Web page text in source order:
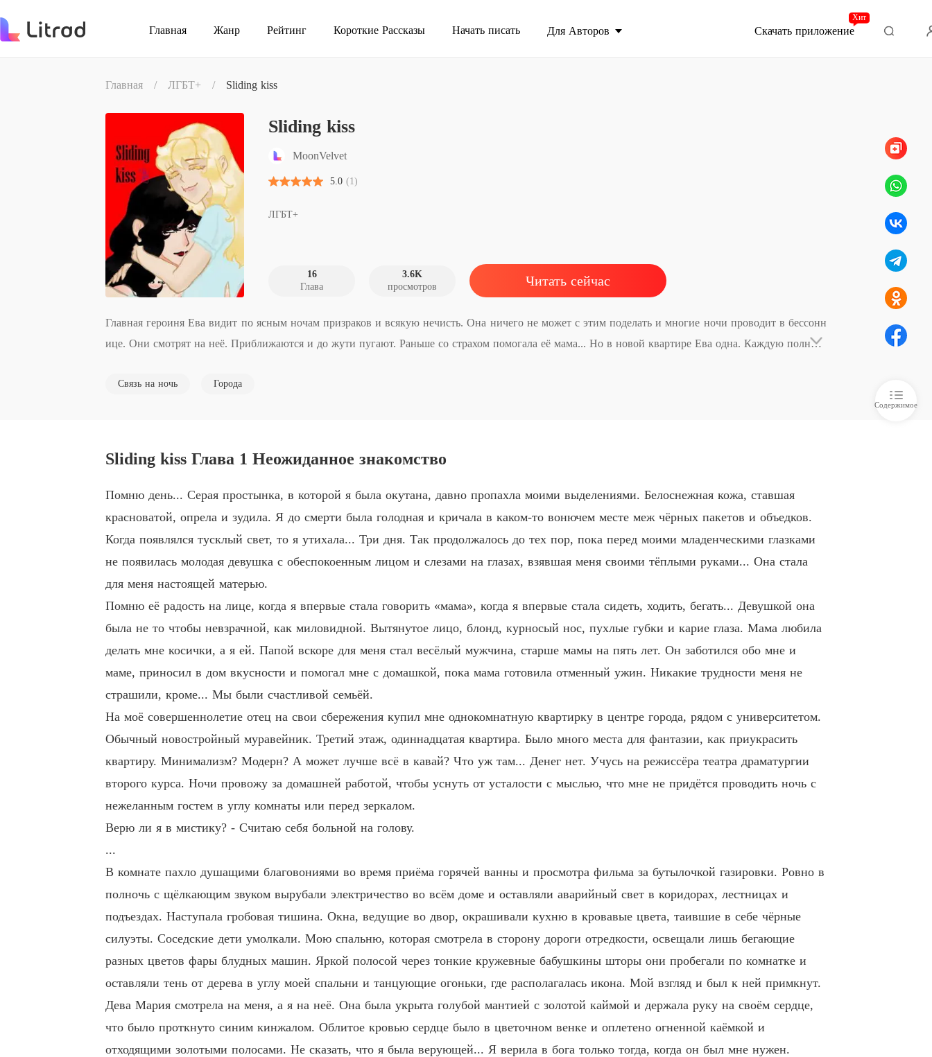
Главная Жанр Рейтинг Короткие Рассказы Начать писать Для Авторов Скачать приложение
Хит
Главная / ЛГБТ+ / Sliding kiss
Sliding kiss
MoonVelvet
5.0 (1)
ЛГБТ+
16
Глава
3.6K
просмотров
Читать сейчас
Главная героиня Ева видит по ясным ночам призраков и всякую нечисть. Она ничего не может с этим поделать и многие ночи проводит в бессонн
ице. Они смотрят на неё. Приближаются и до жути пугают. Раньше со страхом помогала её мама... Но в новой квартире Ева одна. Каждую полночь
незнакомую девушку....Чем же закончится такая неожиданная встреча?
Связь на ночь Города
Содержимое
Sliding kiss Глава 1 Неожиданное знакомство
Помню день... Серая простынка, в которой я была окутана, давно пропахла моими выделениями. Белоснежная кожа, ставшая
красноватой, опрела и зудила. Я до смерти была голодная и кричала в каком-то вонючем месте меж чёрных пакетов и объедков.
Когда появлялся тусклый свет, то я утихала... Три дня. Так продолжалось до тех пор, пока перед моими младенческими глазками
не появилась молодая девушка с обеспокоенным лицом и слезами на глазах, взявшая меня своими тёплыми руками... Она стала
для меня настоящей матерью.
Помню её радость на лице, когда я впервые стала говорить «мама», когда я впервые стала сидеть, ходить, бегать... Девушкой она
была не то чтобы невзрачной, как миловидной. Вытянутое лицо, блонд, курносый нос, пухлые губки и карие глаза. Мама любила
делать мне косички, а я ей. Папой вскоре для меня стал весёлый мужчина, старше мамы на пять лет. Он заботился обо мне и
маме, приносил в дом вкусности и помогал мне с домашкой, пока мама готовила отменный ужин. Никакие трудности меня не
страшили, кроме... Мы были счастливой семьёй.
На моё совершеннолетие отец на свои сбережения купил мне однокомнатную квартирку в центре города, рядом c университетом.
Обычный новостройный муравейник. Третий этаж, одиннадцатая квартира. Было много места для фантазии, как приукрасить
квартиру. Минимализм? Модерн? А может лучше всё в кавай? Что уж там... Денег нет. Учусь на режиссёра театра драматургии
второго курса. Ночи провожу за домашней работой, чтобы уснуть от усталости с мыслью, что мне не придётся проводить ночь с
нежеланным гостем в углу комнаты или перед зеркалом.
Верю ли я в мистику? - Считаю себя больной на голову.
...
В комнате пахло душащими благовониями во время приёма горячей ванны и просмотра фильма за бутылочкой газировки. Ровно в
полночь c щёлкающим звуком вырубали электричество во всём доме и оставляли аварийный свет в коридорах, лестницах и
подъездах. Наступала гробовая тишина. Окна, ведущие во двор, окрашивали кухню в кровавые цвета, таившие в себе чёрные
силуэты. Соседские дети умолкали. Мою спальню, которая смотрела в сторону дороги отредкости, освещали лишь бегающие
разных цветов фары блудных машин. Яркой полосой через тонкие кружевные бабушкины шторы они пробегали по комнатке и
оставляли тень от дерева в углу моей спальни и танцующие огоньки, где располагалась икона. Мой взгляд и был к ней примкнут.
Дева Мария смотрела на меня, а я на неё. Она была укрыта голубой мантией с золотой каймой и держала руку на своём сердце,
что было проткнуто синим кинжалом. Облитое кровью сердце было в цветочном венке и оплетено огненной каёмкой и
отходящими золотыми полосами. Не сказать, что я была верующей... Я верила в бога только тогда, когда он был мне нужен.
Глава 4 Скрытая ложь и поцелуй
Глава 5 Урок первый: ne montre jamais ta peur!
03/05/2023
Sliding kiss
Глава 9 Урок второй: savoir se tenir en main
Глава 10 История фамилии
03/05/2023
Глава 12 Особенный приход: 2
12/05/2023
Глава 13 Мама дорогая!
12/05/2023
Глава 14 Кровью родная любовь
Глава 15 Празднование